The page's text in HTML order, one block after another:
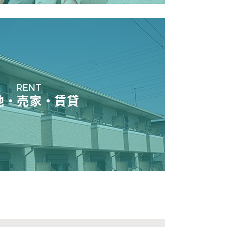
RENT
・売家・賃貸